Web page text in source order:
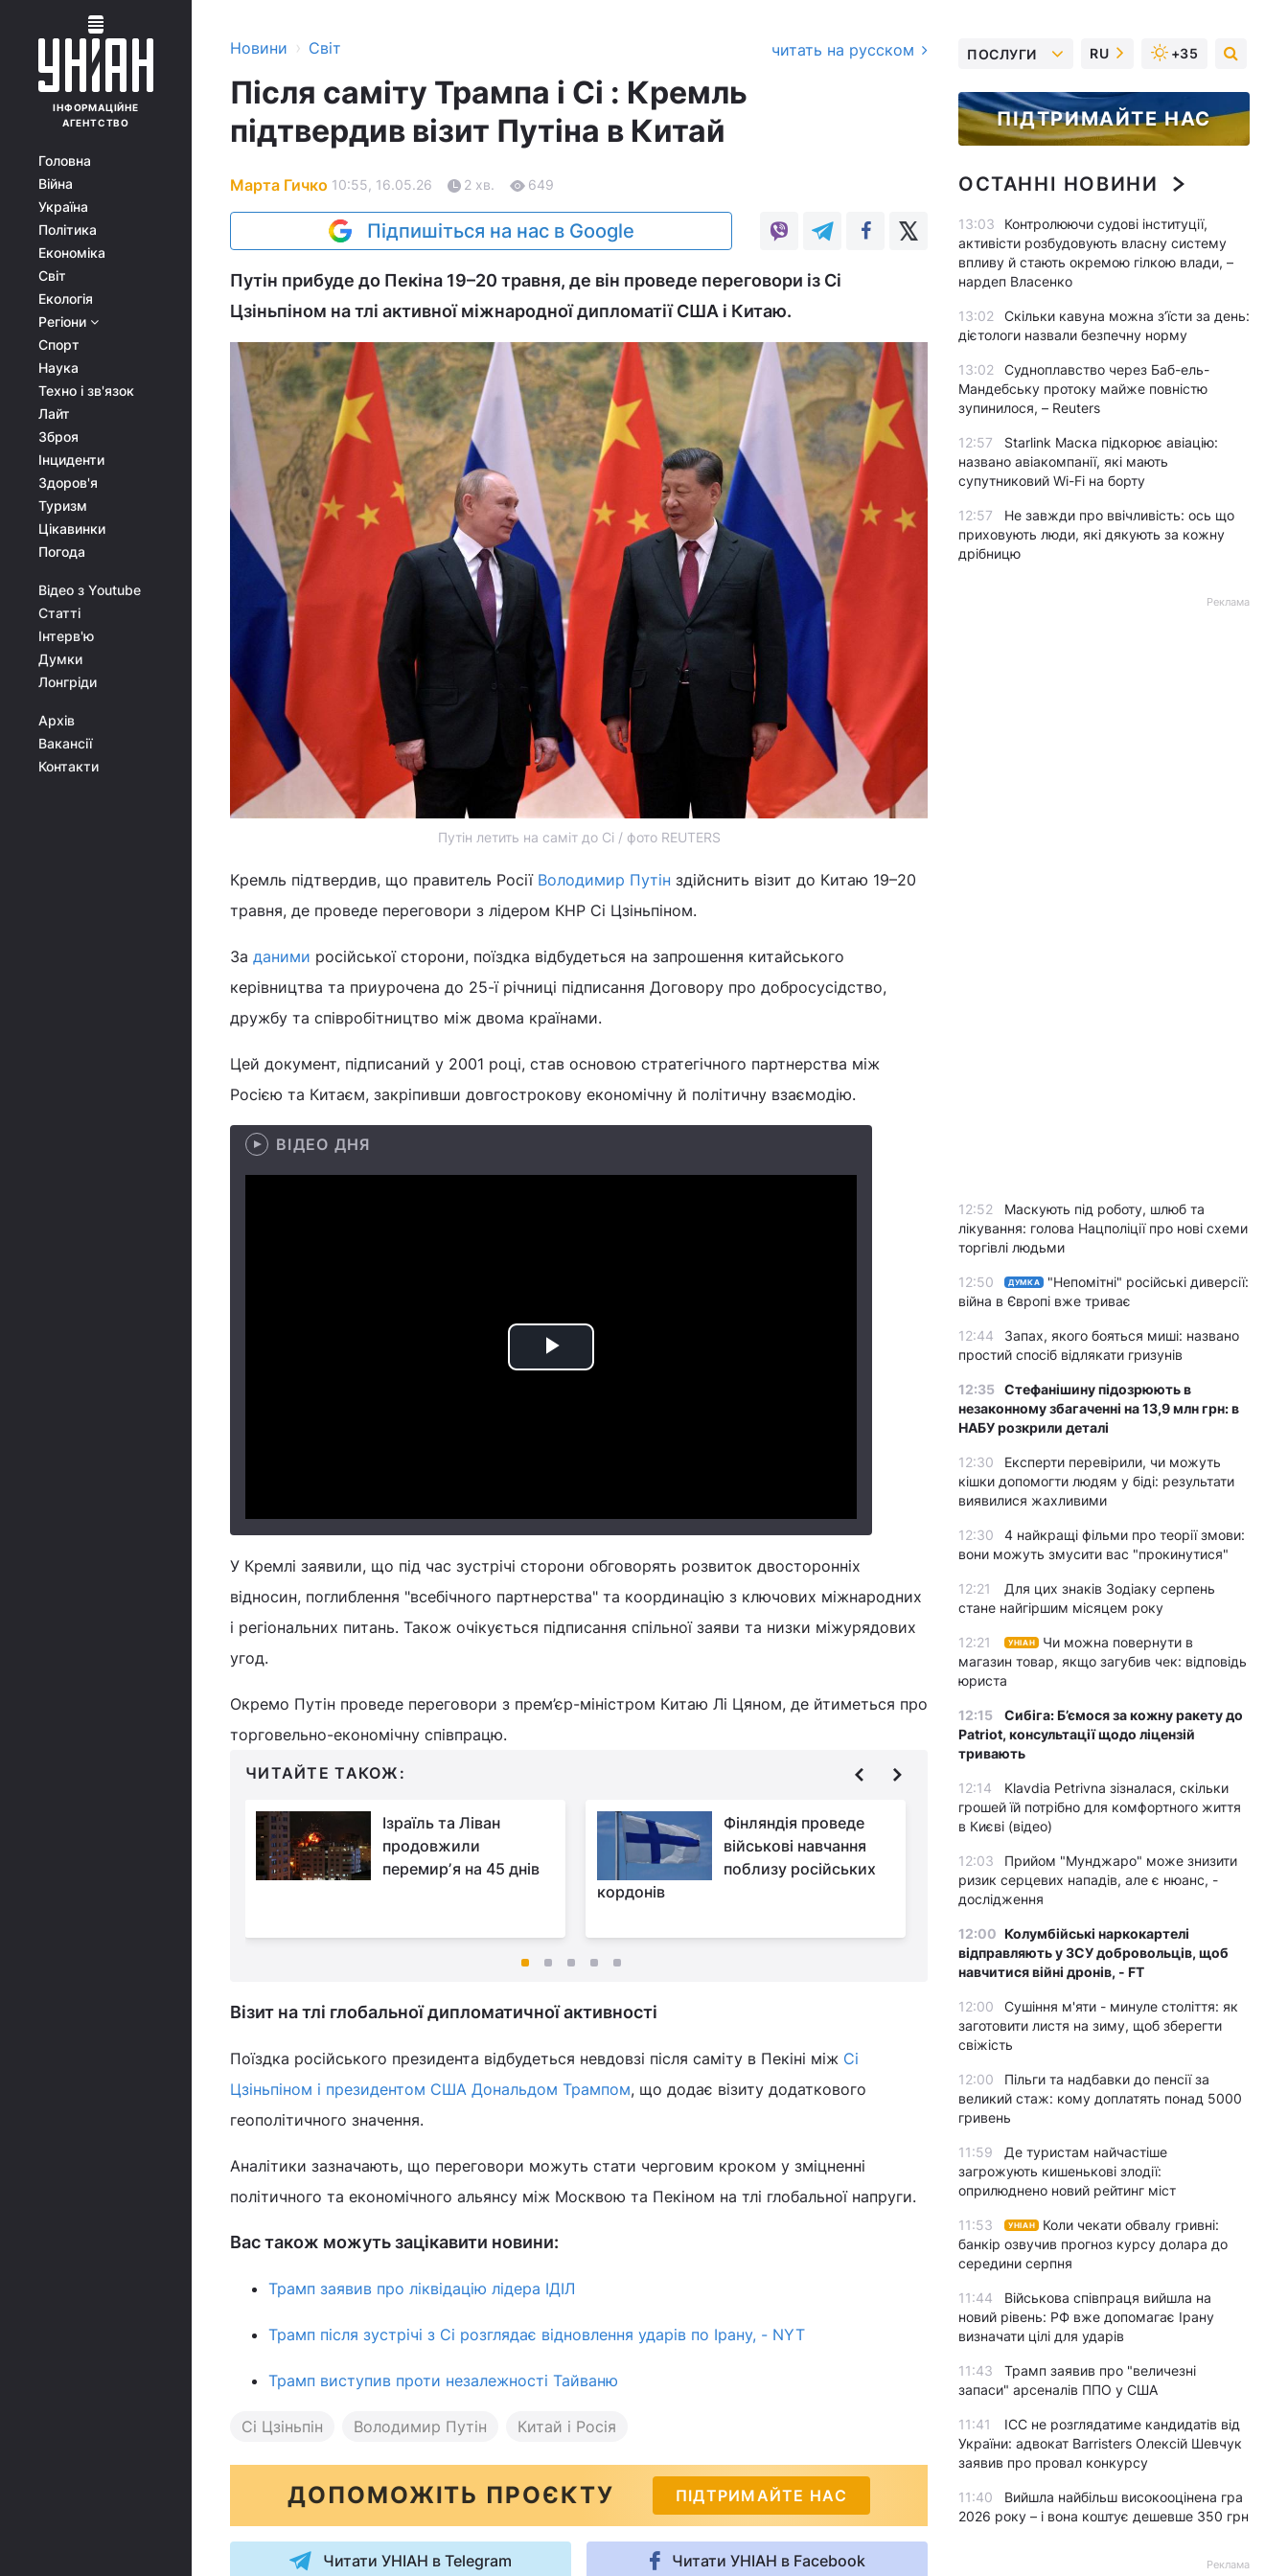
ІНФОРМАЦІЙНЕ
АГЕНТСТВО
Головна
Війна
Україна
Політика
Економіка
Світ
Екологія
Регіони
Спорт
Наука
Техно і зв'язок
Лайт
Зброя
Інциденти
Здоров'я
Туризм
Цікавинки
Погода
Відео з Youtube
Статті
Інтерв'ю
Думки
Лонгріди
Архів
Вакансії
Контакти
Новини › Світ читать на русском
Після саміту Трампа і Сі : Кремль
підтвердив візит Путіна в Китай
Марта Гичко 10:55, 16.05.26 2 хв. 649
Підпишіться на нас в Google
Путін прибуде до Пекіна 19–20 травня, де він проведе переговори із Сі
Цзіньпіном на тлі активної міжнародної дипломатії США і Китаю.
Путін летить на саміт до Сі / фото REUTERS
Кремль підтвердив, що правитель Росії Володимир Путін здійснить візит до Китаю 19–20
травня, де проведе переговори з лідером КНР Сі Цзіньпіном.
За даними російської сторони, поїздка відбудеться на запрошення китайського
керівництва та приурочена до 25-ї річниці підписання Договору про добросусідство,
дружбу та співробітництво між двома країнами.
Цей документ, підписаний у 2001 році, став основою стратегічного партнерства між
Росією та Китаєм, закріпивши довгострокову економічну й політичну взаємодію.
ВІДЕО ДНЯ
Play
У Кремлі заявили, що під час зустрічі сторони обговорять розвиток двосторонніх
відносин, поглиблення "всебічного партнерства" та координацію з ключових міжнародних
і регіональних питань. Також очікується підписання спільної заяви та низки міжурядових
угод.
Окремо Путін проведе переговори з прем’єр-міністром Китаю Лі Цяном, де йтиметься про
торговельно-економічну співпрацю.
ЧИТАЙТЕ ТАКОЖ:
Ізраїль та Ліван
продовжили
перемирʼя на 45 днів
Фінляндія проведе
військові навчання
поблизу російських
кордонів
проведення
опитувань, щоб врятувати рейтинг
Візит на тлі глобальної дипломатичної активності
Поїздка російського президента відбудеться невдовзі після саміту в Пекіні між Сі
Цзіньпіном і президентом США Дональдом Трампом, що додає візиту додаткового
геополітичного значення.
Аналітики зазначають, що переговори можуть стати черговим кроком у зміцненні
політичного та економічного альянсу між Москвою та Пекіном на тлі глобальної напруги.
Вас також можуть зацікавити новини:
Трамп заявив про ліквідацію лідера ІДІЛ
Трамп після зустрічі з Сі розглядає відновлення ударів по Ірану, - NYT
Трамп виступив проти незалежності Тайваню
Сі Цзіньпін Володимир Путін Китай і Росія
ДОПОМОЖІТЬ ПРОЄКТУ ПІДТРИМАЙТЕ НАС
Читати УНІАН в Telegram Читати УНІАН в Facebook
ПОСЛУГИ RU +35
ПІДТРИМАЙТЕ НАС
ОСТАННІ НОВИНИ
13:03
Контролюючи судові інституції,
активісти розбудовують власну систему
впливу й стають окремою гілкою влади, –
нардеп Власенко
13:02
Скільки кавуна можна з’їсти за день:
дієтологи назвали безпечну норму
13:02
Судноплавство через Баб-ель-
Мандебську протоку майже повністю
зупинилося, – Reuters
12:57
Starlink Маска підкорює авіацію:
названо авіакомпанії, які мають
супутниковий Wi-Fi на борту
12:57
Не завжди про ввічливість: ось що
приховують люди, які дякують за кожну
дрібницю
Реклама
12:52
Маскують під роботу, шлюб та
лікування: голова Нацполіції про нові схеми
торгівлі людьми
12:50 ДУМКА
"Непомітні" російські диверсії:
війна в Європі вже триває
12:44
Запах, якого бояться миші: названо
простий спосіб відлякати гризунів
12:35 Стефанішину підозрюють в
незаконному збагаченні на 13,9 млн грн: в
НАБУ розкрили деталі
12:30
Експерти перевірили, чи можуть
кішки допомогти людям у біді: результати
виявилися жахливими
12:30
4 найкращі фільми про теорії змови:
вони можуть змусити вас "прокинутися"
12:21
Для цих знаків Зодіаку серпень
стане найгіршим місяцем року
12:21 УНІАН
Чи можна повернути в
магазин товар, якщо загубив чек: відповідь
юриста
12:15
Сибіга: Б’ємося за кожну ракету до
Patriot, консультації щодо ліцензій
тривають
12:14
Klavdia Petrivna зізналася, скільки
грошей їй потрібно для комфортного життя
в Києві (відео)
12:03
Прийом "Мунджаро" може знизити
ризик серцевих нападів, але є нюанс, -
дослідження
12:00 Колумбійські наркокартелі
відправляють у ЗСУ добровольців, щоб
навчитися війні дронів, - FT
12:00
Сушіння м'яти - минуле століття: як
заготовити листя на зиму, щоб зберегти
свіжість
12:00
Пільги та надбавки до пенсії за
великий стаж: кому доплатять понад 5000
гривень
11:59
Де туристам найчастіше
загрожують кишенькові злодії:
оприлюднено новий рейтинг міст
11:53 УНІАН
Коли чекати обвалу гривні:
банкір озвучив прогноз курсу долара до
середини серпня
11:44
Військова співпраця вийшла на
новий рівень: РФ вже допомагає Ірану
визначати цілі для ударів
11:43
Трамп заявив про "величезні
запаси" арсеналів ППО у США
11:41
ICC не розглядатиме кандидатів від
України: адвокат Barristers Олексій Шевчук
заявив про провал конкурсу
11:40
Вийшла найбільш високооцінена гра
2026 року – і вона коштує дешевше 350 грн
Реклама